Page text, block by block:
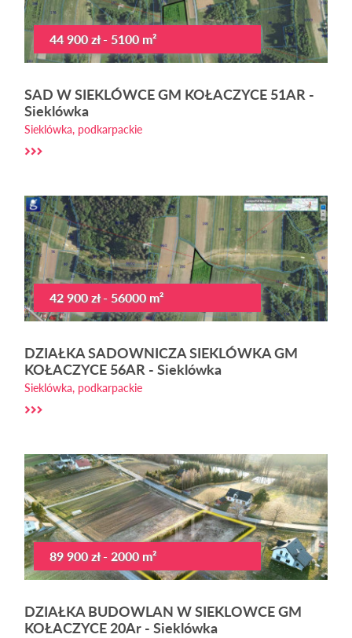
44 900 zł - 5100 m²
SAD W SIEKLÓWCE GM KOŁACZYCE 51AR -
Sieklówka
Sieklówka, podkarpackie
42 900 zł - 56000 m²
DZIAŁKA SADOWNICZA SIEKLÓWKA GM
KOŁACZYCE 56AR - Sieklówka
Sieklówka, podkarpackie
89 900 zł - 2000 m²
DZIAŁKA BUDOWLAN W SIEKLOWCE GM
KOŁACZYCE 20Ar - Sieklówka